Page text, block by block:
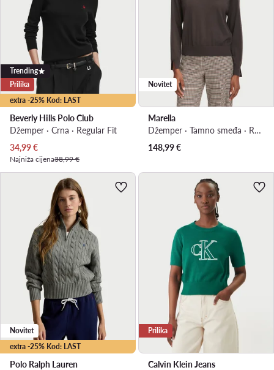
extra -25% Kod: LAST
Trending
Prilika
Beverly Hills Polo Club
Džemper · Crna · Regular Fit
Trenutna cijena
34,99€
Najniža cijena38,99 €
Novitet
Marella
Džemper · Tamno smeđa · Regular Fit
148,99€
extra -25% Kod: LAST
Novitet
Polo Ralph Lauren
Prilika
Calvin Klein Jeans